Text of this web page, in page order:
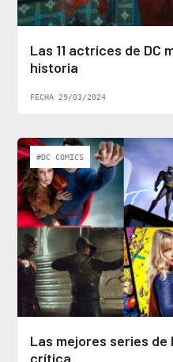
Las 11 actrices de DC
historia
FECHA 29/03/2024
#DC COMICS
Las mejores series de
crítica